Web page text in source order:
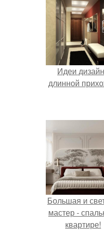
Идеи
длинной
Большая и
мастер -
квартире!